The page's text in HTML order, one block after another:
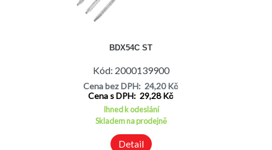
BDX54C ST
Kód: 2000139900
Cena bez DPH: 24,20 Kč
Cena s DPH: 29,28 Kč
Ihned k odeslání
Skladem na prodejně
Detail